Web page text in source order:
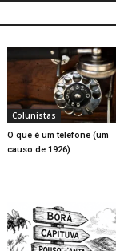
Colunistas
O que é um telefone (um
causo de 1926)